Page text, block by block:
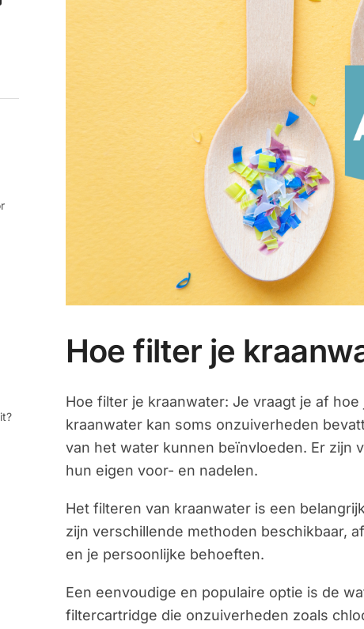
Hoe filter je
Hoe filter je kraanwater: Je vraagt je af
kraanwater kan soms onzuiverheden
van het water kunnen beïnvloeden. Er zijn
hun eigen voor- en nadelen.
Het filteren van kraanwater is een
zijn verschillende methoden beschikbaar,
en je persoonlijke behoeften.
Een eenvoudige en populaire optie is de
filtercartridge die onzuiverheden zoals